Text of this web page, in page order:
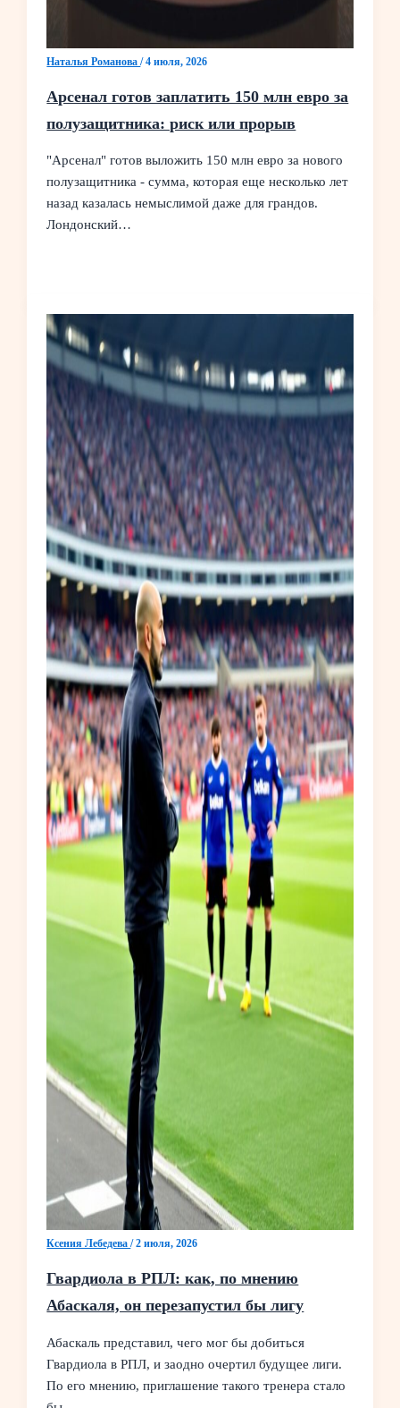
Наталья Романова/4 июля, 2026
Арсенал готов заплатить 150 млн евро за
полузащитника: риск или прорыв
"Арсенал" готов выложить 150 млн евро за нового
полузащитника - сумма, которая еще несколько лет
назад казалась немыслимой даже для грандов.
Лондонский…
Ксения Лебедева/2 июля, 2026
Гвардиола в РПЛ: как, по мнению
Абаскаля, он перезапустил бы лигу
Абаскаль представил, чего мог бы добиться
Гвардиола в РПЛ, и заодно очертил будущее лиги.
По его мнению, приглашение такого тренера стало